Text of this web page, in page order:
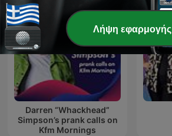
Darren “Whackhead”
Simpson’s prank calls on
Kfm Mornings
Λήψη εφαρμογής